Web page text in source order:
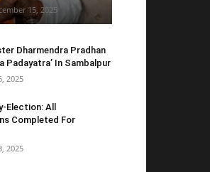
15, 2025
Dharmendra Pradhan
Padayatra’ In Sambalpur
2025
Election: All
Completed For
2025